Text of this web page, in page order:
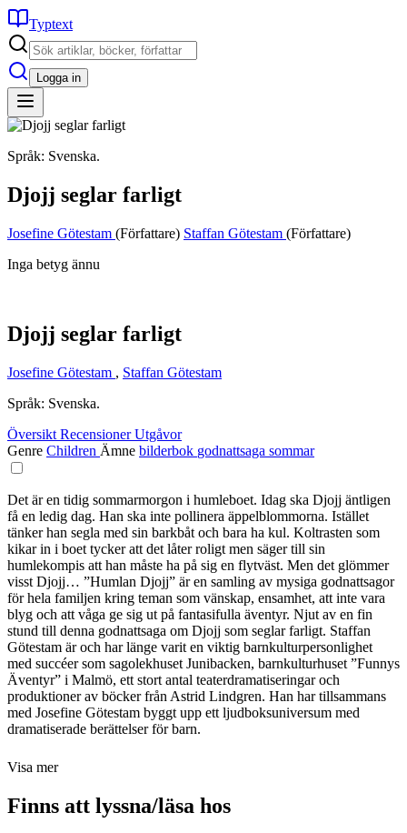
Typtext
Logga in
Språk: Svenska.
Djojj seglar farligt
Josefine Götestam (Författare) Staffan Götestam (Författare)
Inga betyg ännu
Djojj seglar farligt
Josefine Götestam , Staffan Götestam
Språk: Svenska.
Översikt RecensionerUtgåvor
Genre Children Ämne bilderbok godnattsaga sommar
Det är en tidig sommarmorgon i humleboet. Idag ska Djojj äntligen
få en ledig dag. Han ska inte pollinera äppelblommorna. Istället
tänker han segla med sin barkbåt och bara ha kul. Koltrasten som
kikar in i boet tycker att det låter roligt men säger till sin
humlekompis att han måste ha på sig en flytväst. Men det glömmer
visst Djojj… ”Humlan Djojj” är en samling av mysiga godnattsagor
för hela familjen kring teman som vänskap, ensamhet, att inte vara
blyg och att våga ge sig ut på fantasifulla äventyr. Njut av en fin
stund till denna godnattsaga om Djojj som seglar farligt. Staffan
Götestam är och har länge varit en viktig barnkulturpersonlighet
med succéer som sagolekhuset Junibacken, barnkulturhuset ”Funnys
Äventyr” i Malmö, ett stort antal teaterdramatiseringar och
produktioner av böcker från Astrid Lindgren. Han har tillsammans
med Josefine Götestam byggt upp ett ljudboksuniversum med
dramatiserade berättelser för barn.
Visa mer
Finns att lyssna/läsa hos